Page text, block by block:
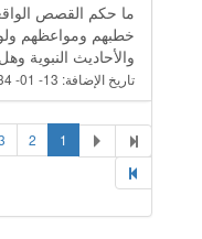
ما حكم القصص
خطبهم ومواعظهم
والأحاديث النبوية
تاريخ الإضافة: 13- 01- 1434
1
2